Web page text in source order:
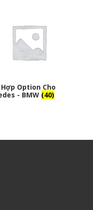
Option Cho
- BMW (40)